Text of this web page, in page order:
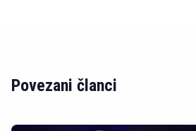
Povezani članci